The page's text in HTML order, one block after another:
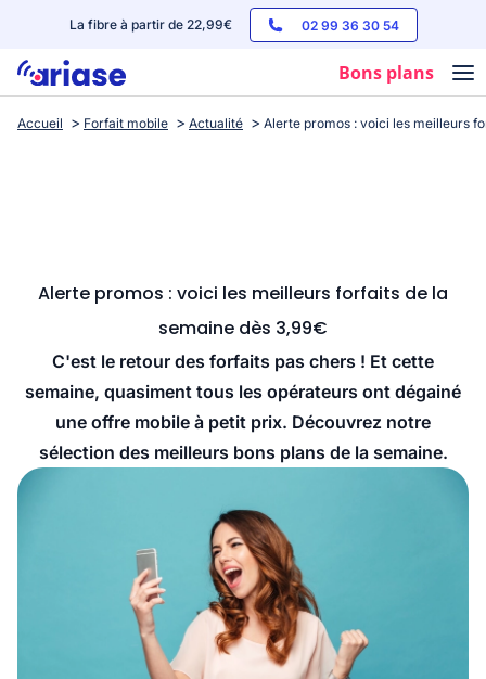
La fibre à partir de 22,99€ 02 99 36 30 54
Bons plans
Box internet
Streaming
Accueil Forfait mobile Actualité Alerte promos : voici les meilleurs
Alerte promos : voici les meilleurs forfaits de la
semaine dès 3,99€
C'est le retour des forfaits pas chers ! Et cette
semaine, quasiment tous les opérateurs ont dégainé
une offre mobile à petit prix. Découvrez notre
sélection des meilleurs bons plans de la semaine.